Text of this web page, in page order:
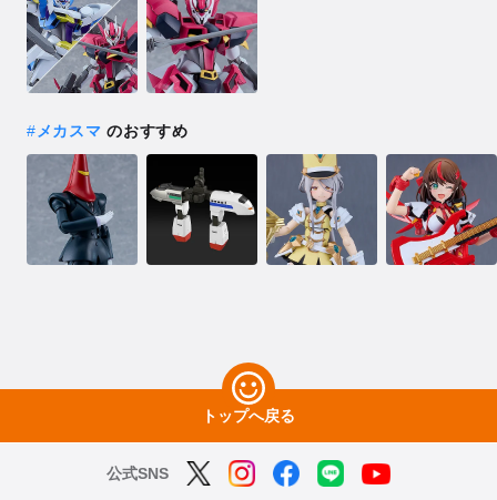
#メカスマ のおすすめ
トップへ戻る
公式SNS